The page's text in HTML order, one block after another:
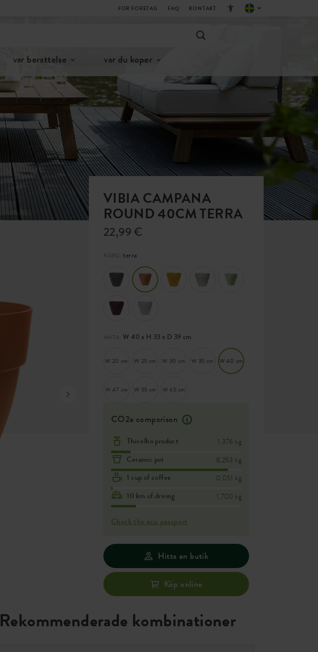
FOR FORETAG FAQ KONTAKT
var berattelse var du koper
VIBIA CAMPANA
ROUND 40CM TERRA
22,99 €
FÄRG: terra
MÄTA: W 40 x H 33 x D 39 cm
W 20 cm W 25 cm W 30 cm W 35 cm W 40 cm
W 47 cm W 55 cm W 65 cm
CO2e comparison
This elho product 1,376 kg
Ceramic pot 8,253 kg
1 cup of coffee 0,051 kg
10 km of driving 1,700 kg
Check the eco passport
Hitta en butik
Köp online
Rekommenderade kombinationer